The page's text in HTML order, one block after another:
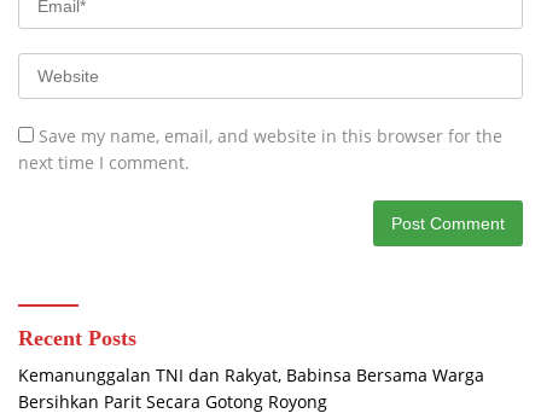
Save my name, email, and website in this browser for the
next time I comment.
Recent Posts
Kemanunggalan TNI dan Rakyat, Babinsa Bersama Warga
Bersihkan Parit Secara Gotong Royong